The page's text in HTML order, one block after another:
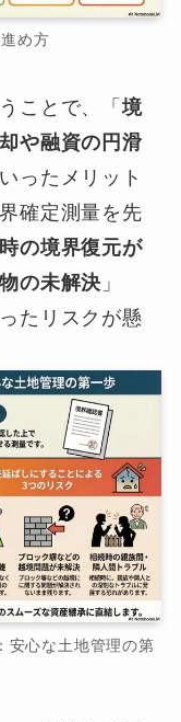
め方
ことで、「境
や融資の円滑
ったメリット
確定測量を先
の境界復元が
の未解決 」
たリスクが懸
安心な土地管理の第